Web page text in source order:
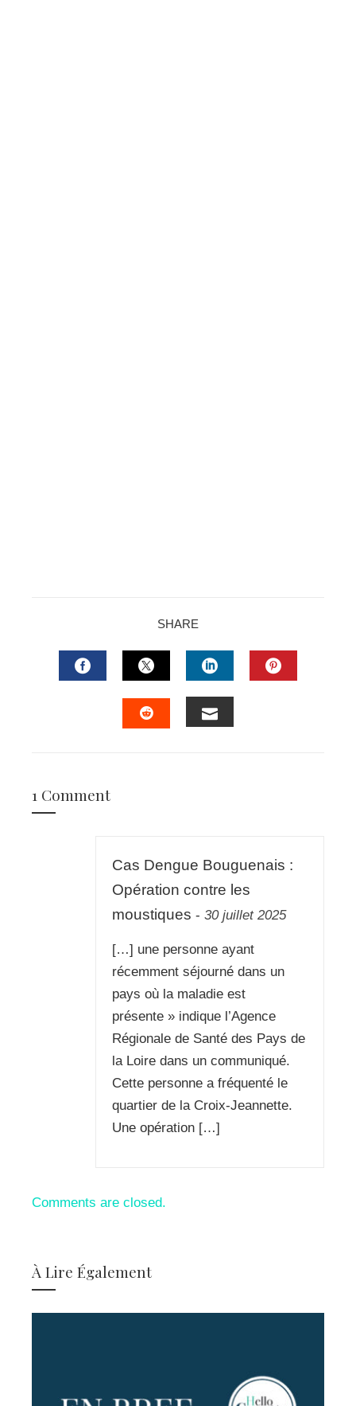
SHARE
FACEBOOKTWITTERLINKEDIN
1 Comment
Cas Dengue Bouguenais :
Opération contre les
moustiques - 30 juillet 2025
[…] une personne ayant
récemment séjourné dans un
pays où la maladie est
présente » indique l’Agence
Régionale de Santé des Pays de
la Loire dans un communiqué.
Cette personne a fréquenté le
quartier de la Croix-Jeannette.
Une opération […]
Comments are closed.
À Lire Également